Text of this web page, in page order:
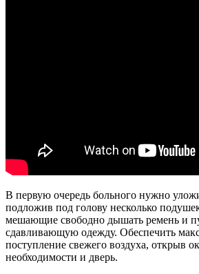
В первую очередь больного нужно
подложив под голову несколько
мешающие свободно дышать ремень и
сдавливающую одежду. Обеспечить
поступление свежего воздуха, открыв
необходимости и дверь.